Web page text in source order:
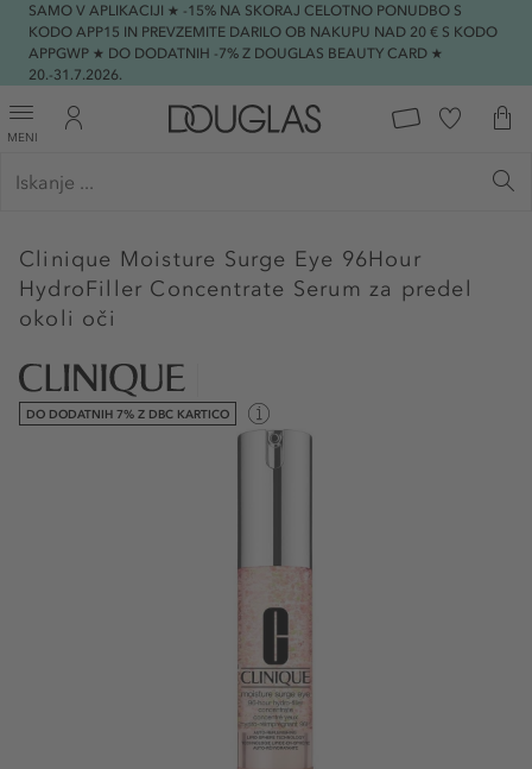
SAMO V APLIKACIJI ★ -15% NA SKORAJ CELOTNO PONUDBO S
KODO APP15 IN PREVZEMITE DARILO OB NAKUPU NAD 20 € S KODO
APPGWP ★ DO DODATNIH -7% Z DOUGLAS BEAUTY CARD ★
20.-31.7.2026.
MENI
Clinique Moisture Surge Eye 96Hour
HydroFiller Concentrate Serum za predel
okoli oči
DO DODATNIH 7% Z DBC KARTICO